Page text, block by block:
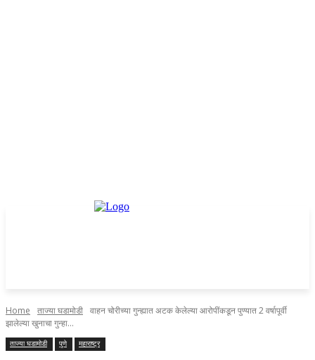
Home ताज्या घडामोडी वाहन चोरीच्या गुन्ह्यात अटक केलेल्या आरोपींकडून पुण्यात 2 वर्षापूर्वी
झालेल्या खुनाचा गुन्हा...
ताज्या घडामोडी पुणे महाराष्ट्र